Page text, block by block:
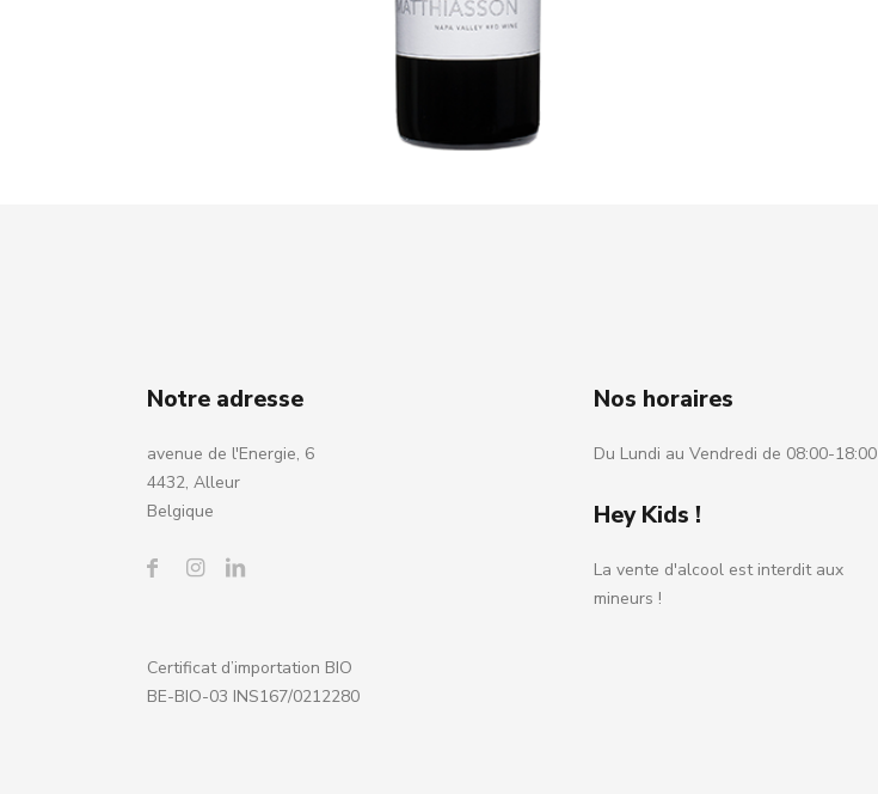
Notre adresse
avenue de l'Energie, 6
4432, Alleur
Belgique
Certificat d’importation BIO
BE-BIO-03 INS167/0212280
Nos horaires
Du Lundi au Vendredi de 08:00-18:00
Hey Kids !
La vente d'alcool est interdit aux
mineurs !